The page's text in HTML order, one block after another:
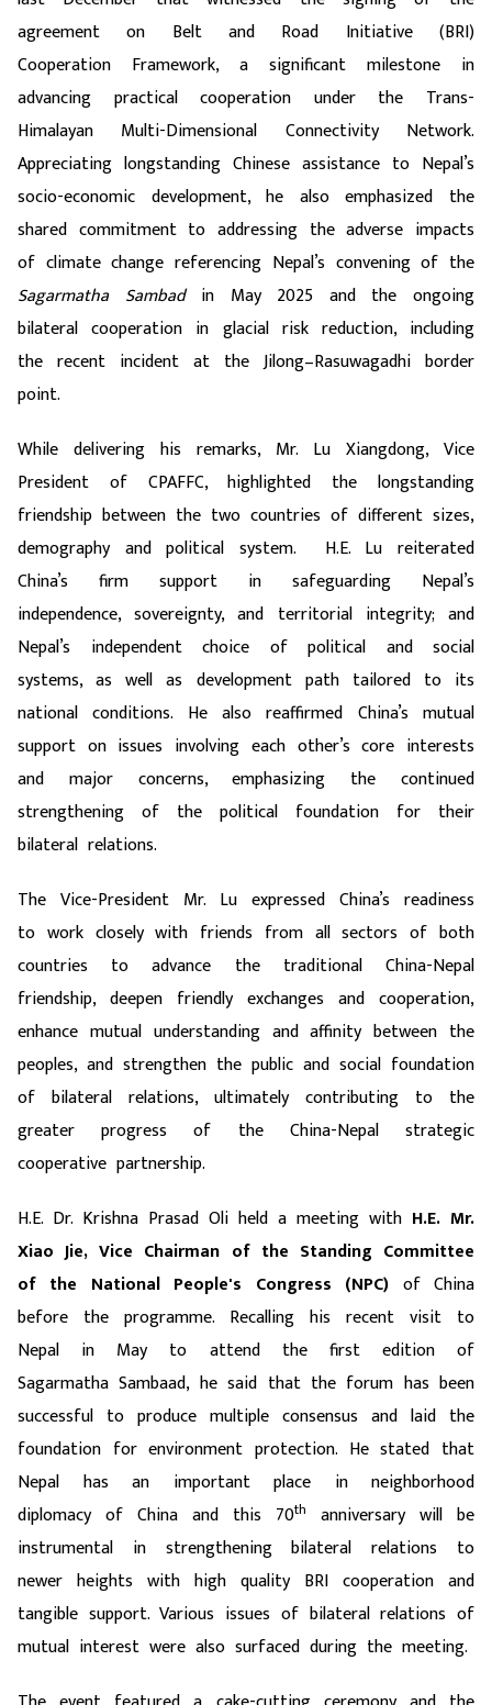
agreement on Belt and Road Initiative (BRI)
Cooperation Framework, a significant milestone in
advancing practical cooperation under the Trans-
Himalayan Multi-Dimensional Connectivity Network.
Appreciating longstanding Chinese assistance to Nepal’s
socio-economic development, he also emphasized the
shared commitment to addressing the adverse impacts
of climate change referencing Nepal’s convening of the
Sagarmatha Sambadin May 2025 and the ongoing
bilateral cooperation in glacial risk reduction, including
the recent incident at the Jilong–Rasuwagadhi border
point.
While delivering his remarks, Mr. Lu Xiangdong, Vice
President of CPAFFC, highlighted the longstanding
friendship between the two countries of different sizes,
demography and political system. H.E. Lu reiterated
China’s firm support in safeguarding Nepal’s
independence, sovereignty, and territorial integrity; and
Nepal’s independent choice of political and social
systems, as well as development path tailored to its
national conditions. He also reaffirmed China’s mutual
support on issues involving each other’s core interests
and major concerns, emphasizing the continued
strengthening of the political foundation for their
bilateral relations.
The Vice-President Mr. Lu expressed China’s readiness
to work closely with friends from all sectors of both
countries to advance the traditional China-Nepal
friendship, deepen friendly exchanges and cooperation,
enhance mutual understanding and affinity between the
peoples, and strengthen the public and social foundation
of bilateral relations, ultimately contributing to the
greater progress of the China-Nepal strategic
cooperative partnership.
H.E. Dr. Krishna Prasad Oli held a meeting with H.E. Mr.
Xiao Jie,Vice Chairman of the Standing Committee
of the National People's Congress (NPC) of China
before the programme. Recalling his recent visit to
Nepal in May to attend the first edition of
Sagarmatha Sambaad, he said that the forum has been
successful to produce multiple consensus and laid the
foundation for environment protection. He stated that
Nepal has an important place in neighborhood
diplomacy of China and this 70th
anniversary will be
instrumental in strengthening bilateral relations to
newer heights with high quality BRI cooperation and
tangible support. Various issues of bilateral relations of
mutual interest were also surfaced during the meeting.